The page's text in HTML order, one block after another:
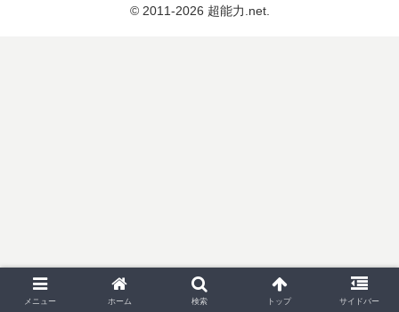
© 2011-2026 超能力.net.
メニュー ホーム 検索 トップ サイドバー